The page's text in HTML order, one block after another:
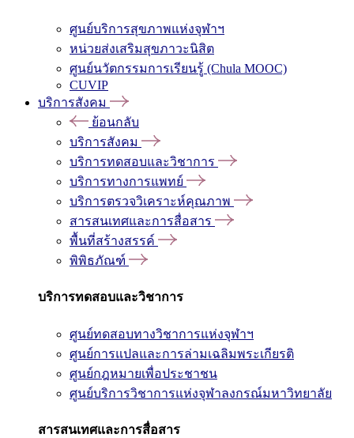
ศูนย์บริการสุขภาพแห่งจุฬาฯ
หน่วยส่งเสริมสุขภาวะนิสิต
ศูนย์นวัตกรรมการเรียนรู้ (Chula MOOC)
CUVIP
บริการสังคม
ย้อนกลับ
บริการสังคม
บริการทดสอบและวิชาการ
บริการทางการแพทย์
บริการตรวจวิเคราะห์คุณภาพ
สารสนเทศและการสื่อสาร
พื้นที่สร้างสรรค์
พิพิธภัณฑ์
บริการทดสอบและวิชาการ
ศูนย์ทดสอบทางวิชาการแห่งจุฬาฯ
ศูนย์การแปลและการล่ามเฉลิมพระเกียรติ
ศูนย์กฎหมายเพื่อประชาชน
ศูนย์บริการวิชาการแห่งจุฬาลงกรณ์มหาวิทยาลัย
สารสนเทศและการสื่อสาร